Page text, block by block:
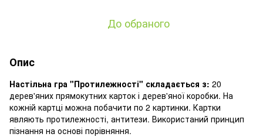
До обраного
Опис
Настільна гра "Протилежності" складається з: 20
дерев'яних прямокутних карток і дерев'яної коробки. На
кожній картці можна побачити по 2 картинки. Картки
являють протилежності, антитези. Використаний принцип
пізнання на основі порівняння.